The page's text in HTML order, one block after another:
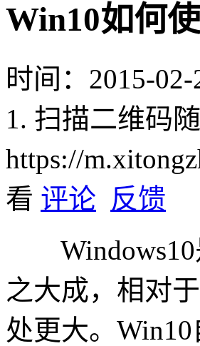
Win10如何
时间：2015-
1. 扫描二维码
https://
看 评论 反馈
Windows10
之大成，相对
处更大。